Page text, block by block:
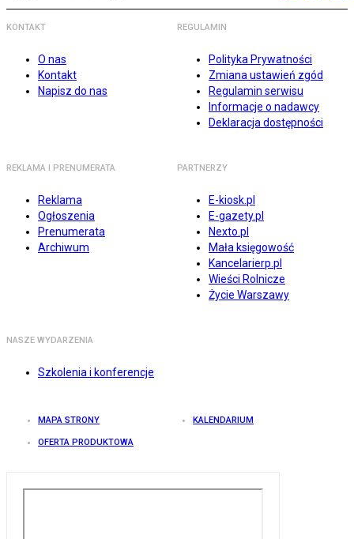
KONTAKT
O nas
Kontakt
Napisz do nas
REGULAMIN
Polityka Prywatności
Zmiana ustawień zgód
Regulamin serwisu
Informacje o nadawcy
Deklaracja dostępności
REKLAMA I PRENUMERATA
Reklama
Ogłoszenia
Prenumerata
Archiwum
PARTNERZY
E-kiosk.pl
E-gazety.pl
Nexto.pl
Mała księgowość
Kancelarierp.pl
Wieści Rolnicze
Życie Warszawy
NASZE WYDARZENIA
Szkolenia i konferencje
MAPA STRONY KALENDARIUM
OFERTA PRODUKTOWA